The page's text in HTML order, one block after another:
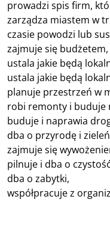
prowadzi spis firm,
zarządza miastem w
czasie powodzi lub
zajmuje się budżetem,
ustala jakie będą
ustala jakie będą
planuje przestrzeń w
robi remonty i buduje
buduje i naprawia
dba o przyrodę i
zajmuje się
pilnuje i dba o
dba o zabytki,
współpracuje z